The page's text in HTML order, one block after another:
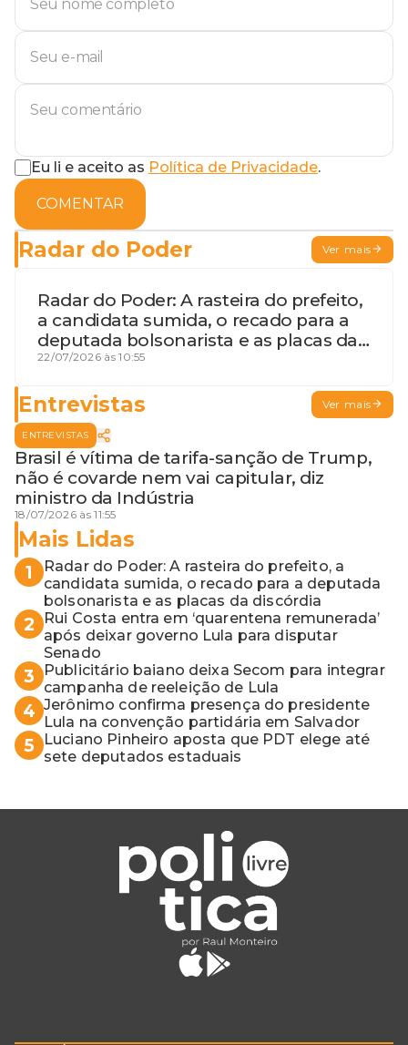
Eu li e aceito as Política de Privacidade.
COMENTAR
Radar do Poder Ver mais
Radar do Poder: A rasteira do prefeito,
a candidata sumida, o recado para a
deputada bolsonarista e as placas da
discórdia
22/07/2026 às 10:55
Entrevistas Ver mais
ENTREVISTAS
Brasil é vítima de tarifa-sanção de Trump,
não é covarde nem vai capitular, diz
ministro da Indústria
18/07/2026 às 11:55
Mais Lidas
1
Radar do Poder: A rasteira do prefeito, a
candidata sumida, o recado para a deputada
bolsonarista e as placas da discórdia
2
Rui Costa entra em ‘quarentena remunerada’
após deixar governo Lula para disputar
Senado
3
Publicitário baiano deixa Secom para integrar
campanha de reeleição de Lula
4 Jerônimo confirma presença do presidente
Lula na convenção partidária em Salvador
5
Luciano Pinheiro aposta que PDT elege até
sete deputados estaduais